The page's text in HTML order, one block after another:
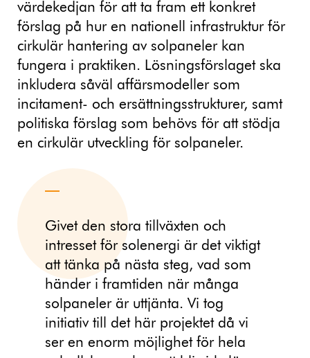
värdekedjan för att ta fram ett konkret
förslag på hur en nationell infrastruktur för
cirkulär hantering av solpaneler kan
fungera i praktiken. Lösningsförslaget ska
inkludera såväl affärsmodeller som
incitament- och ersättningsstrukturer, samt
politiska förslag som behövs för att stödja
en cirkulär utveckling för solpaneler.
Givet den stora tillväxten och
intresset för solenergi är det viktigt
att tänka på nästa steg, vad som
händer i framtiden när många
solpaneler är uttjänta. Vi tog
initiativ till det här projektet då vi
ser en enorm möjlighet för hela